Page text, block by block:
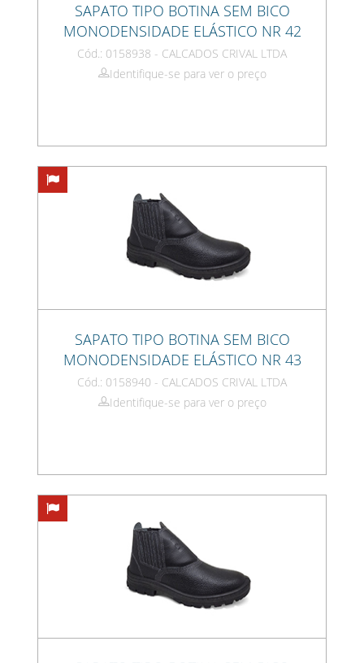
SAPATO TIPO BOTINA SEM BICO
MONODENSIDADE ELÁSTICO NR 42
Cód.: 0158938 - CALCADOS CRIVAL LTDA
Identifique-se para ver o preço
SAPATO TIPO BOTINA SEM BICO
MONODENSIDADE ELÁSTICO NR 43
Cód.: 0158940 - CALCADOS CRIVAL LTDA
Identifique-se para ver o preço